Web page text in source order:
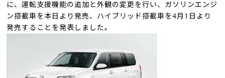
に、運転支援機能の追加と外観の変更を行い、ガソリンエンジ
ン搭載車を本日より発売、ハイブリッド搭載車を4月1日より
発売することを発表しました。